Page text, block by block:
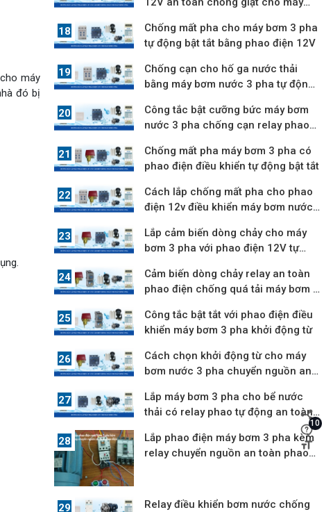
10
máy
đó bị
Chống mất pha cho máy bơm 3 pha
tự động bật tắt bằng phao điện 12V
Chống cạn cho hố ga nước thải
bằng máy bơm nước 3 pha tự động
Công tắc bật cưỡng bức máy bơm
nước 3 pha chống cạn relay phao
Chống mất pha máy bơm 3 pha có
phao điện điều khiển tự động bật tắt
Cách lắp chống mất pha cho phao
điện 12v điều khiển máy bơm nước
Lắp cảm biến dòng chảy cho máy
bơm 3 pha với phao điện 12V tự
Cảm biến dòng chảy relay an toàn
phao điện chống quá tải máy bơm 3
Công tắc bật tắt với phao điện điều
khiển máy bơm 3 pha khởi động từ
Cách chọn khởi động từ cho máy
bơm nước 3 pha chuyển nguồn an
Lắp máy bơm 3 pha cho bể nước
thải có relay phao tự động an toàn
Lắp phao điện máy bơm 3 pha kèm
relay chuyển nguồn an toàn phao
Relay điều khiển bơm nước chống